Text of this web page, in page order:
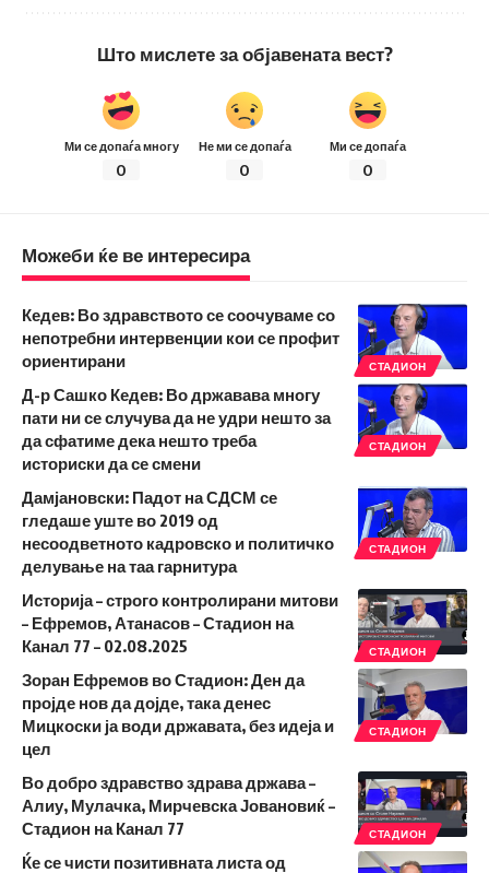
Што мислете за објавената вест?
Ми се допаѓа многу
0
Не ми се допаѓа
0
Ми се допаѓа
0
Можеби ќе ве интересира
СТАДИОН
Кедев: Во здравството се соочуваме со
непотребни интервенции кои се профит
ориентирани
СТАДИОН
Д-р Сашко Кедев: Во државава многу
пати ни се случува да не удри нешто за
да сфатиме дека нешто треба
историски да се смени
СТАДИОН
Дамјановски: Падот на СДСМ се
гледаше уште во 2019 од
несоодветното кадровско и политичко
делување на таа гарнитура
СТАДИОН
Историја – строго контролирани митови
– Ефремов, Атанасов – Стадион на
Канал 77 – 02.08.2025
СТАДИОН
Зоран Ефремов во Стадион: Ден да
пројде нов да дојде, така денес
Мицкоски ја води државата, без идеја и
цел
СТАДИОН
Во добро здравство здрава држава –
Алиу, Мулачка, Мирчевска Јовановиќ –
Стадион на Канал 77
Ќе се чисти позитивната листа од